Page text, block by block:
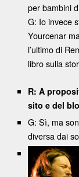
per bambini
G: Io invece
Yourcenar
l’ultimo di
libro sulla
R: A
sito e del
G: Sì, ma
diversa dai